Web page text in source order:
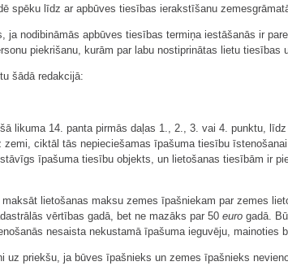
spēku līdz ar apbūves tiesības ierakstīšanu
ja nodibināmās apbūves tiesības termiņa iestāšanās ir
piekrišanu, kurām par labu nostiprinātas lietu tiesības
šādā redakcijā:
likuma 14. panta pirmās daļas 1., 2., 3. vai 4. punktu,
ciktāl tās nepieciešamas īpašuma tiesību
īpašuma tiesību objekts, un lietošanas tiesībām ir
lietošanas maksu zemes īpašniekam par zemes
vērtības gadā, bet ne mazāks par 50 euro gadā.
nesaista nekustamā īpašuma ieguvēju, mainoties
uz priekšu, ja būves īpašnieks un zemes īpašnieks